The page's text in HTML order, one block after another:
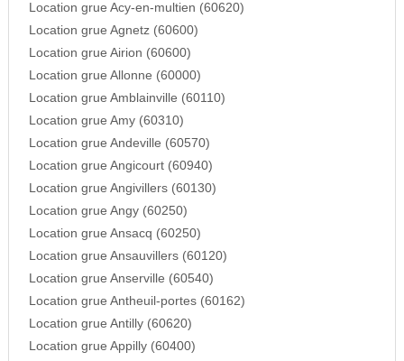
Location grue Acy-en-multien (60620)
Location grue Agnetz (60600)
Location grue Airion (60600)
Location grue Allonne (60000)
Location grue Amblainville (60110)
Location grue Amy (60310)
Location grue Andeville (60570)
Location grue Angicourt (60940)
Location grue Angivillers (60130)
Location grue Angy (60250)
Location grue Ansacq (60250)
Location grue Ansauvillers (60120)
Location grue Anserville (60540)
Location grue Antheuil-portes (60162)
Location grue Antilly (60620)
Location grue Appilly (60400)